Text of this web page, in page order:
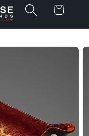
Warenkorb